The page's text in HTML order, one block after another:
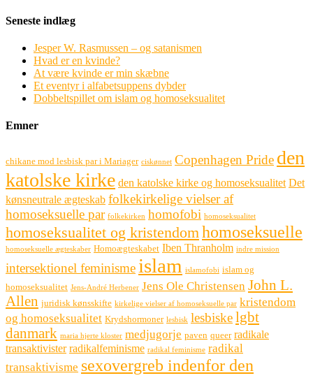
Seneste indlæg
Jesper W. Rasmussen – og satanismen
Hvad er en kvinde?
At være kvinde er min skæbne
Et eventyr i alfabetsuppens dybder
Dobbeltspillet om islam og homoseksualitet
Emner
chikane mod lesbisk par i Mariager ciskønnet Copenhagen Pride den
katolske kirke den katolske kirke og homoseksualitet Det
kønsneutrale ægteskab folkekirkelige vielser af
homoseksuelle par folkekirken homofobi homoseksualitet
homoseksualitet og kristendomhomoseksuelle
homoseksuelle ægteskaber Homoægteskabet Iben Thranholm indre mission
intersektionel feminisme islam islamofobi islam og
homoseksualitet Jens-André Herbener Jens Ole Christensen John L.
Allen juridisk kønsskifte kirkelige vielser af homoseksuelle par kristendom
og homoseksualitet Krydshormoner lesbisk lesbiskelgbt
danmark maria hjerte kloster medjugorje paven queer radikale
transaktivister radikalfeminisme radikal feminisme radikal
transaktivisme sexovergreb indenfor den